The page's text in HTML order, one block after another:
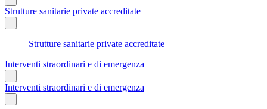
Strutture sanitarie private accreditate
Strutture sanitarie private accreditate
Interventi straordinari e di emergenza
Interventi straordinari e di emergenza